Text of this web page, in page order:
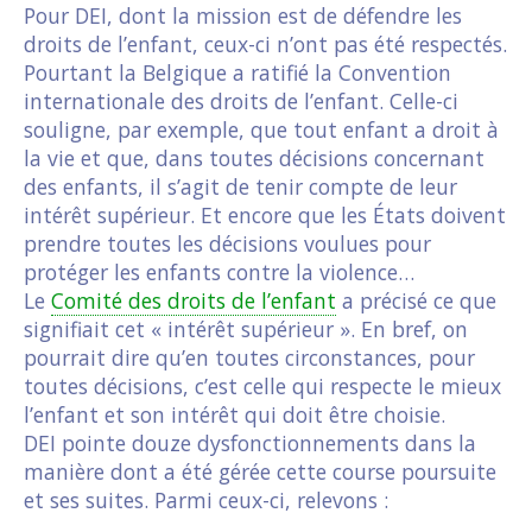
Pour DEI, dont la mission est de défendre les
droits de l’enfant, ceux-ci n’ont pas été respectés.
Pourtant la Belgique a ratifié la Convention
internationale des droits de l’enfant. Celle-ci
souligne, par exemple, que tout enfant a droit à
la vie et que, dans toutes décisions concernant
des enfants, il s’agit de tenir compte de leur
intérêt supérieur. Et encore que les États doivent
prendre toutes les décisions voulues pour
protéger les enfants contre la violence…
Le Comité des droits de l’enfant a précisé ce que
signifiait cet « intérêt supérieur ». En bref, on
pourrait dire qu’en toutes circonstances, pour
toutes décisions, c’est celle qui respecte le mieux
l’enfant et son intérêt qui doit être choisie.
DEI pointe douze dysfonctionnements dans la
manière dont a été gérée cette course poursuite
et ses suites. Parmi ceux-ci, relevons :